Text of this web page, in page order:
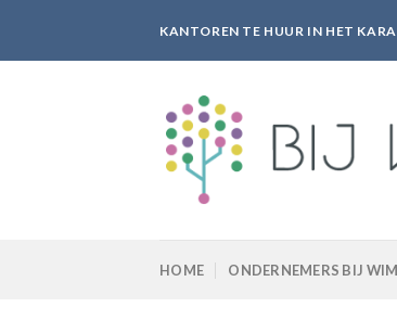
inhoud
KANTOREN TE HUUR IN HET
HOME ONDERNEMERS BIJ WIM